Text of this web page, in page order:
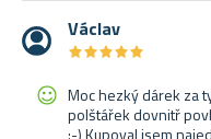
Václav
★★★★★
★★★★★
Moc hezký dárek za
polštářek dovnitř